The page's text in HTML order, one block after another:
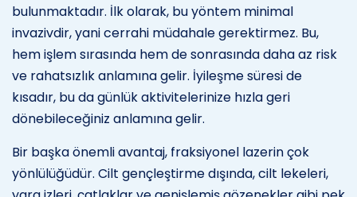
bulunmaktadır. İlk olarak, bu yöntem minimal
invazivdir, yani cerrahi müdahale gerektirmez. Bu,
hem işlem sırasında hem de sonrasında daha az risk
ve rahatsızlık anlamına gelir. İyileşme süresi de
kısadır, bu da günlük aktivitelerinize hızla geri
dönebileceğiniz anlamına gelir.
Bir başka önemli avantaj, fraksiyonel lazerin çok
yönlülüğüdür. Cilt gençleştirme dışında, cilt lekeleri,